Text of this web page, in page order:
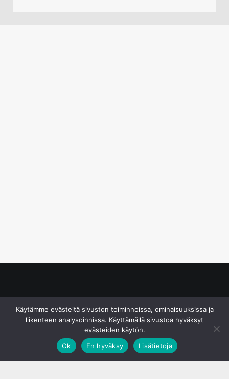
Käytämme evästeitä sivuston toiminnoissa, ominaisuuksissa ja
liikenteen analysoinnissa. Käyttämällä sivustoa hyväksyt
evästeiden käytön.
Ok
En hyväksy Lisätietoja